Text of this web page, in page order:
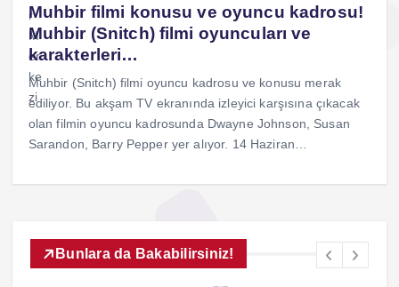
Muhbir filmi konusu ve oyuncu kadrosu!
Muhbir (Snitch) filmi oyuncuları ve
karakterleri…
Muhbir (Snitch) filmi oyuncu kadrosu ve konusu merak
ediliyor. Bu akşam TV ekranında izleyici karşısına çıkacak
olan filmin oyuncu kadrosunda Dwayne Johnson, Susan
Sarandon, Barry Pepper yer alıyor. 14 Haziran…
Bunlara da Bakabilirsiniz!